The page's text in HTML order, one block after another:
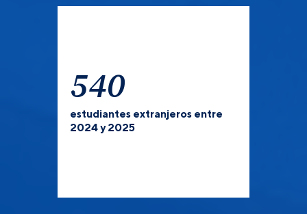
540
estudiantes extranjeros entre
2024 y 2025